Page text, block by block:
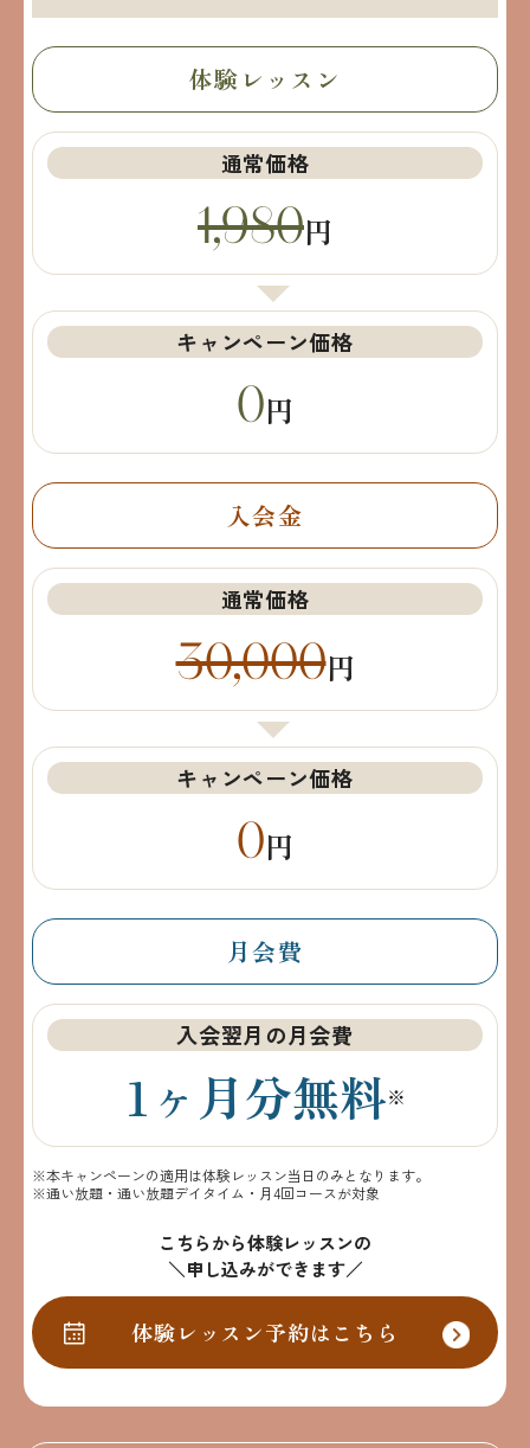
体験レッスン
通常価格
1,980円
キャンペーン価格
0円
入会金
通常価格
30,000円
キャンペーン価格
0円
月会費
入会翌月の月会費
1ヶ月分無料※
※本キャンペーンの適用は体験レッスン当日のみとなります。
※通い放題・通い放題デイタイム・月4回コースが対象
こちらから体験レッスンの
＼申し込みができます／
体験レッスン予約はこちら